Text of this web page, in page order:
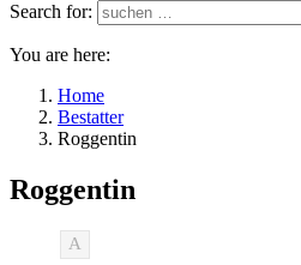
Search for:
You are here:
Home
Bestatter
Roggentin
Roggentin
A